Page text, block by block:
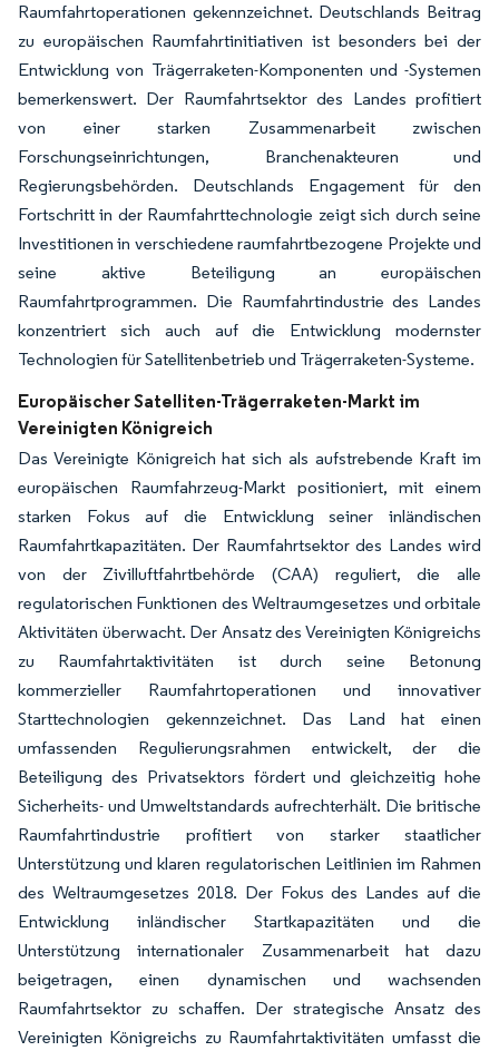
Raumfahrtoperationen gekennzeichnet. Deutschlands Beitrag
zu europäischen Raumfahrtinitiativen ist besonders bei der
Entwicklung von Trägerraketen-Komponenten und -Systemen
bemerkenswert. Der Raumfahrtsektor des Landes profitiert
von einer starken Zusammenarbeit zwischen
Forschungseinrichtungen, Branchenakteuren und
Regierungsbehörden. Deutschlands Engagement für den
Fortschritt in der Raumfahrttechnologie zeigt sich durch seine
Investitionen in verschiedene raumfahrtbezogene Projekte und
seine aktive Beteiligung an europäischen
Raumfahrtprogrammen. Die Raumfahrtindustrie des Landes
konzentriert sich auch auf die Entwicklung modernster
Technologien für Satellitenbetrieb und Trägerraketen-Systeme.
Europäischer Satelliten-Trägerraketen-Markt im
Vereinigten Königreich
Das Vereinigte Königreich hat sich als aufstrebende Kraft im
europäischen Raumfahrzeug-Markt positioniert, mit einem
starken Fokus auf die Entwicklung seiner inländischen
Raumfahrtkapazitäten. Der Raumfahrtsektor des Landes wird
von der Zivilluftfahrtbehörde (CAA) reguliert, die alle
regulatorischen Funktionen des Weltraumgesetzes und orbitale
Aktivitäten überwacht. Der Ansatz des Vereinigten Königreichs
zu Raumfahrtaktivitäten ist durch seine Betonung
kommerzieller Raumfahrtoperationen und innovativer
Starttechnologien gekennzeichnet. Das Land hat einen
umfassenden Regulierungsrahmen entwickelt, der die
Beteiligung des Privatsektors fördert und gleichzeitig hohe
Sicherheits- und Umweltstandards aufrechterhält. Die britische
Raumfahrtindustrie profitiert von starker staatlicher
Unterstützung und klaren regulatorischen Leitlinien im Rahmen
des Weltraumgesetzes 2018. Der Fokus des Landes auf die
Entwicklung inländischer Startkapazitäten und die
Unterstützung internationaler Zusammenarbeit hat dazu
beigetragen, einen dynamischen und wachsenden
Raumfahrtsektor zu schaffen. Der strategische Ansatz des
Vereinigten Königreichs zu Raumfahrtaktivitäten umfasst die